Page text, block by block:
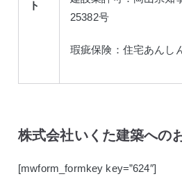
ト
25382号
瑕疵保険：住宅あんし
株式会社いくた建築への
[mwform_formkey key=”624″]